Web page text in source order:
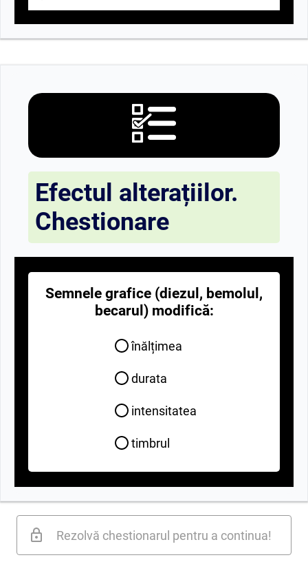
Efectul alterațiilor.
Chestionare
Semnele grafice (diezul, bemolul,
becarul) modifică:
înălțimea
durata
intensitatea
timbrul
Rezolvă chestionarul pentru a continua!